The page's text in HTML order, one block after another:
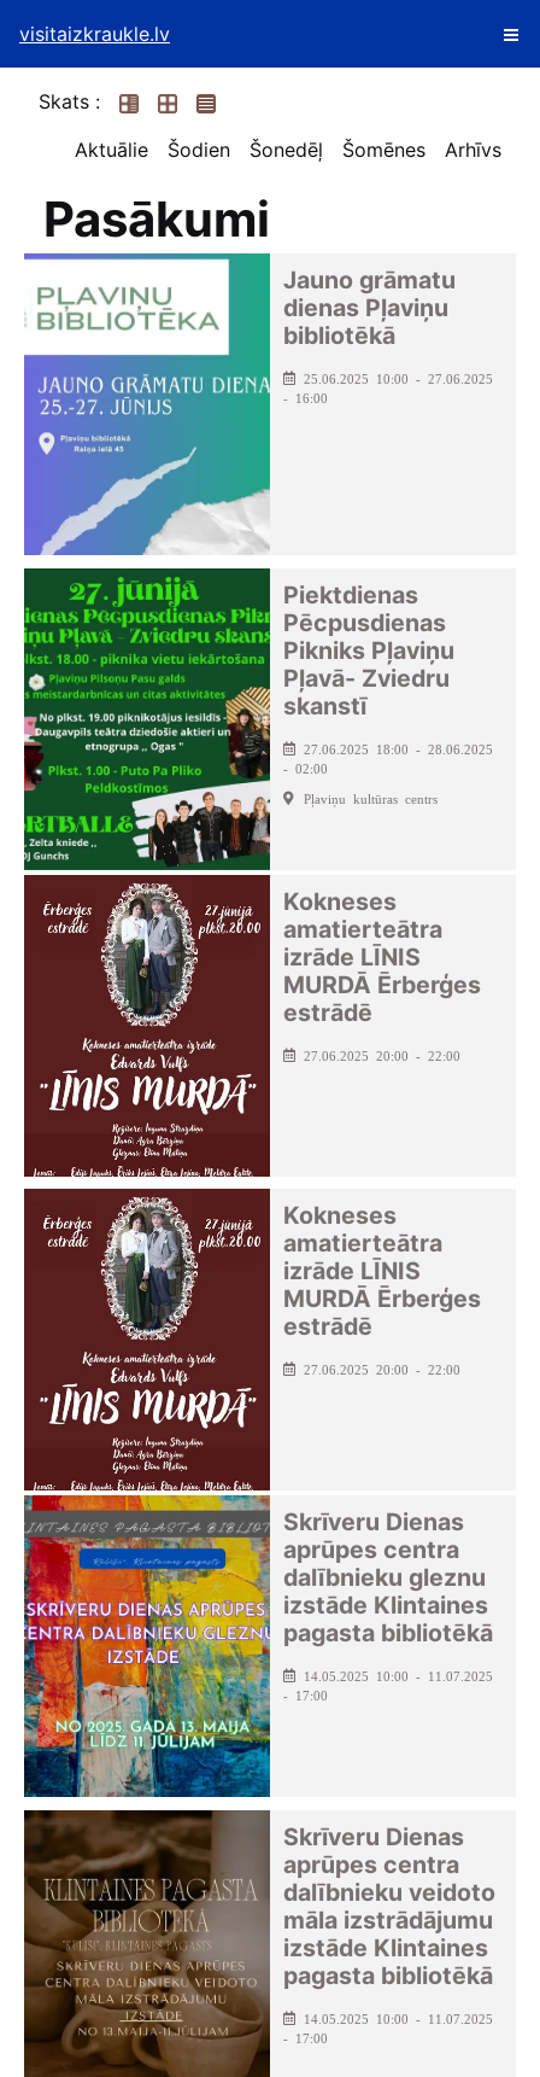
visitaizkraukle.lv
Skats :
Aktuālie
Šodien Šonedēļ Šomēnes Arhīvs
Pasākumi
Jauno grāmatu
dienas Pļaviņu
bibliotēkā
25.06.2025 10:00 - 27.06.2025
- 16:00
Piektdienas
Pēcpusdienas
Pikniks Pļaviņu
Pļavā- Zviedru
skanstī
27.06.2025 18:00 - 28.06.2025
- 02:00
Pļaviņu kultūras centrs
Kokneses
amatierteātra
izrāde LĪNIS
MURDĀ Ērberģes
estrādē
27.06.2025 20:00 - 22:00
Kokneses
amatierteātra
izrāde LĪNIS
MURDĀ Ērberģes
estrādē
27.06.2025 20:00 - 22:00
Skrīveru Dienas
aprūpes centra
dalībnieku gleznu
izstāde Klintaines
pagasta bibliotēkā
14.05.2025 10:00 - 11.07.2025
- 17:00
Skrīveru Dienas
aprūpes centra
dalībnieku veidoto
māla izstrādājumu
izstāde Klintaines
pagasta bibliotēkā
14.05.2025 10:00 - 11.07.2025
- 17:00